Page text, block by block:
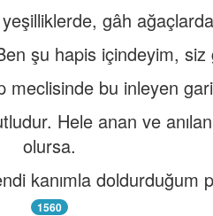
yeşilliklerde, gâh
şu hapis içindeyim,
bu inleyen
Hele anan ve
olursa.
kanımla doldurduğum
1560